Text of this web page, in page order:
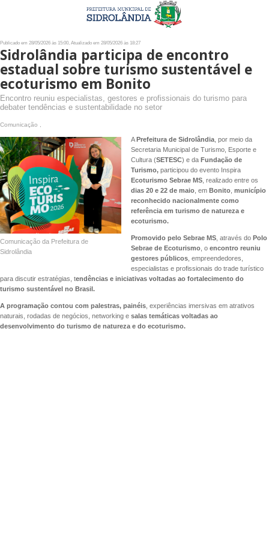
Publicado em 28/05/2026 às 15:00, Atualizado em 28/05/2026 às 18:27
Sidrolândia participa de encontro
estadual sobre turismo sustentável e
ecoturismo em Bonito
Encontro reuniu especialistas, gestores e profissionais do turismo para
debater tendências e sustentabilidade no setor
Comunicação ,
Comunicação da Prefeitura de
Sidrolândia
APrefeitura de Sidrolândia, por meio da
Secretaria Municipal de Turismo, Esporte e
Cultura (SETESC) e da Fundação de
Turismo,participou do evento Inspira
Ecoturismo Sebrae MS, realizado entre os
dias 20 e 22 de maio, em Bonito, município
reconhecido nacionalmente como
referência em turismo de natureza e
ecoturismo.
Promovido pelo Sebrae MS, através do Polo
Sebrae de Ecoturismo, o encontro reuniu
gestores públicos, empreendedores,
especialistas e profissionais do trade turístico
para discutir estratégias, tendências e iniciativas voltadas ao fortalecimento do
turismo sustentável no Brasil.
A programação contou com palestras, painéis , experiências imersivas em atrativos
naturais, rodadas de negócios, networking e salas temáticas voltadas ao
desenvolvimento do turismo de natureza e do ecoturismo.